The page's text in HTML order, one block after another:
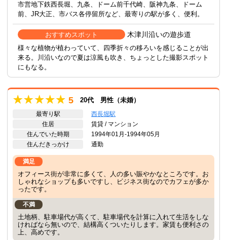
市営地下鉄西長堀、九条、ドーム前千代崎、阪神九条、ドーム
前、JR大正、市バス各停留所など、最寄りの駅が多く、便利。
おすすめスポット 木津川沿いの遊歩道
様々な植物が植わっていて、四季折々の移ろいを感じることが出
来る。川沿いなので夏は涼風も吹き、ちょっとした撮影スポット
にもなる。
5 20代 男性（未婚）
最寄り駅
西長堀駅
住居
賃貸 / マンション
住んでいた時期
1994年01月-1994年05月
住んだきっかけ
通勤
満足
オフィース街が非常に多くて、人の多い賑やかなところです。お
しゃれなショップも多いですし、ビジネス街なのでカフェが多か
ったです。
不満
土地柄、駐車場代が高くて、駐車場代を計算に入れて生活をしな
ければなら無いので、結構高くついたりします。家賃も便利さの
上、高めです。